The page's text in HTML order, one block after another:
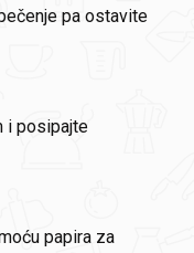
pa ostavite
i posipajte
papira za